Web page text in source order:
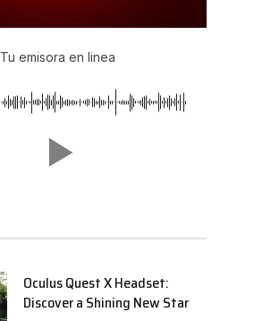
Tu emisora en linea
Oculus Quest X Headset:
Discover a Shining New Star